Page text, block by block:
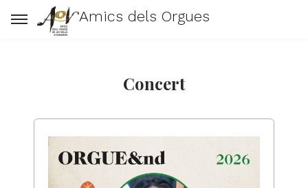
Amics dels Orgues
Concert